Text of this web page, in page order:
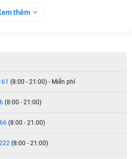
thêm
(8:00 - 21:00) - Miễn phí
(8:00 - 21:00)
(8:00 - 21:00)
(8:00 - 21:00)